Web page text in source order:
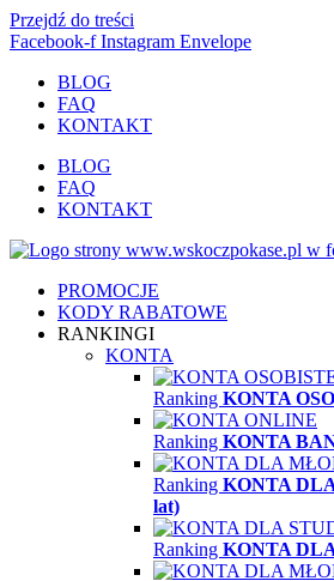
Przejdź do treści
Facebook-f Instagram Envelope
BLOG
FAQ
KONTAKT
BLOG
FAQ
KONTAKT
PROMOCJE
KODY RABATOWE
RANKINGI
KONTA
Ranking KONTA
Ranking KONTA
Ranking KONTA
lat)
Ranking KONTA